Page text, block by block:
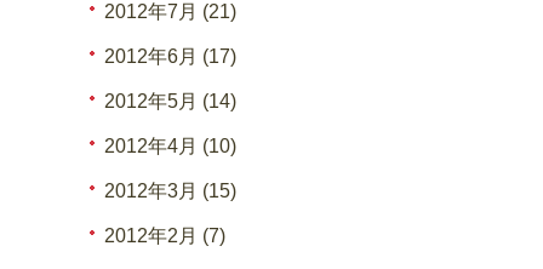
2012年7月 (21)
2012年6月 (17)
2012年5月 (14)
2012年4月 (10)
2012年3月 (15)
2012年2月 (7)